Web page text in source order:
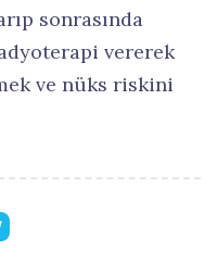
sonrasında
vererek
ve nüks riskini